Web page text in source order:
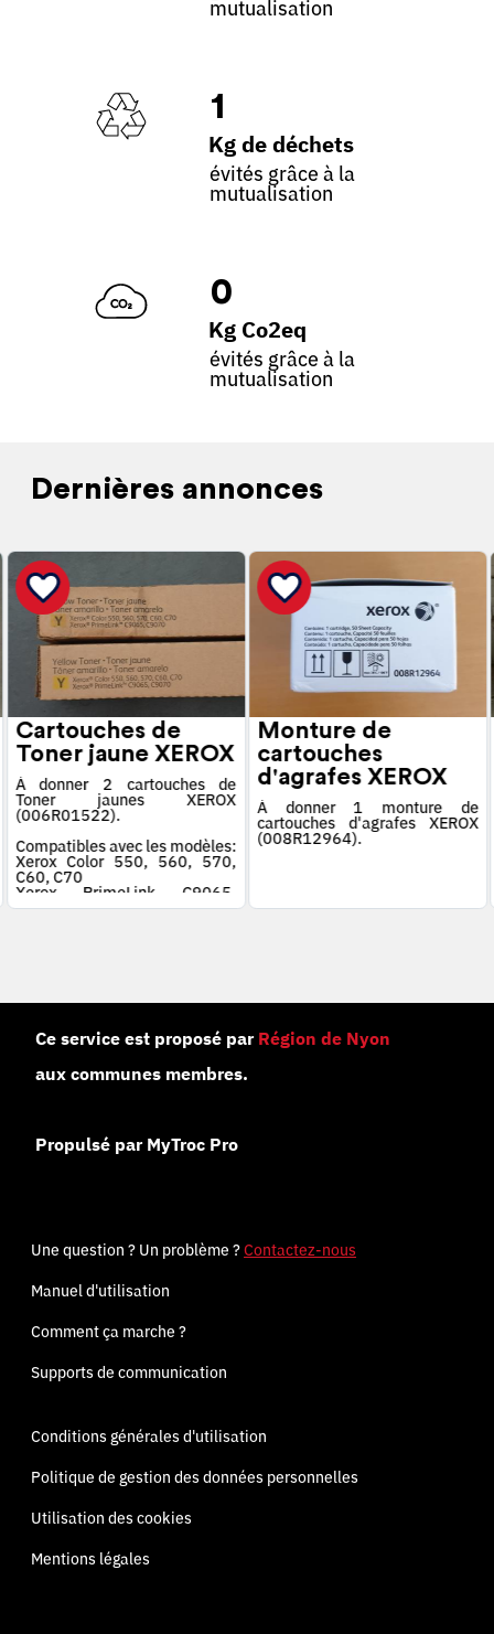
mutualisation
1
Kg de déchets
évités grâce à la
mutualisation
0
Kg Co2eq
évités grâce à la
mutualisation
Dernières annonces
Cartouches de
Toner jaune XEROX
À donner 2 cartouches de
Toner jaunes XEROX
(006R01522).
Compatibles avec les modèles:
Xerox Color 550, 560, 570,
C60, C70
Xerox PrimeLink C9065,
C9070
Monture de
cartouches
d'agrafes XEROX
À donner 1 monture de
cartouches d'agrafes XEROX
(008R12964).
Ce service est proposé par Région de Nyon
aux communes membres.
Propulsé par MyTroc Pro
Une question ? Un problème ?Contactez-nous
Manuel d'utilisation
Comment ça marche ?
Supports de communication
Conditions générales d'utilisation
Politique de gestion des données personnelles
Utilisation des cookies
Mentions légales